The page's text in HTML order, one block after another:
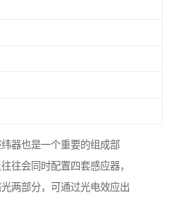
器也是一个重要的组成部
往会同时配置四套感应器，
两部分，可通过光电效应出